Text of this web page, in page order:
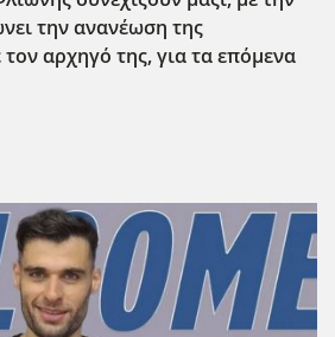
την ανανέωση της
αρχηγό της, για τα επόμενα